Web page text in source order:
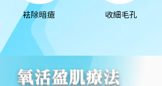
袪除暗瘡 收細毛孔
氧活盈肌療法